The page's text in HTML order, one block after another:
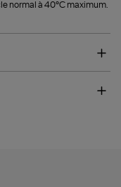
normal à 40°C maximum.